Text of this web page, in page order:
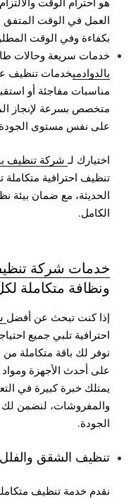
العمل في الوقت المتفق
بكفاءة وفي الوقت
خدمات سريعة وحالات
بالدوادميخدمات تنظيف
مناسبات مفاجئة أو
متخصص بسرعة لإنجاز
على نفس مستوى
اختيارك لـ شركة تنظيف
تنظيف احترافية متكاملة
الحديثة، مع ضمان بيئة
الكامل.
خدمات شركة
ونظافة متكاملة
إذا كنت تبحث عن أفضل
احترافية تلبي جميع
نوفر لك باقة متكاملة
على أحدث الأجهزة
يمتلك خبرة كبيرة في
والمفروشات، لنضمن لك
الجودة.
تنظيف الشقق والفلل
نقدم خدمة تنظيف